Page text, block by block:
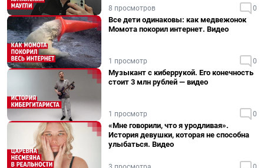
8 просмотров 0
Все дети одинаковы: как медвежонок
Момота покорил интернет. Видео
1 просмотр 0
Музыкант с киберрукой. Его конечность
стоит 3 млн рублей — видео
1 просмотр 0
«Мне говорили, что я уродливая».
История девушки, которая не способна
улыбаться. Видео